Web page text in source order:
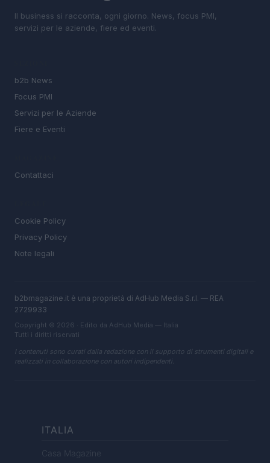
Il business si racconta, ogni giorno. News, focus PMI,
servizi per le aziende, fiere ed eventi.
b2b News
Focus PMI
Servizi per le Aziende
Fiere e Eventi
Contattaci
Cookie Policy
Privacy Policy
Note legali
b2bmagazine.it è una proprietà di AdHub Media S.r.l. — REA
2729933
Copyright © 2026 · Edito da AdHub Media — Italia
Tutti i diritti riservati
I contenuti sono curati dalla redazione con il supporto di strumenti digitali e
realizzati in collaborazione con autori indipendenti.
ITALIA
Casa Magazine